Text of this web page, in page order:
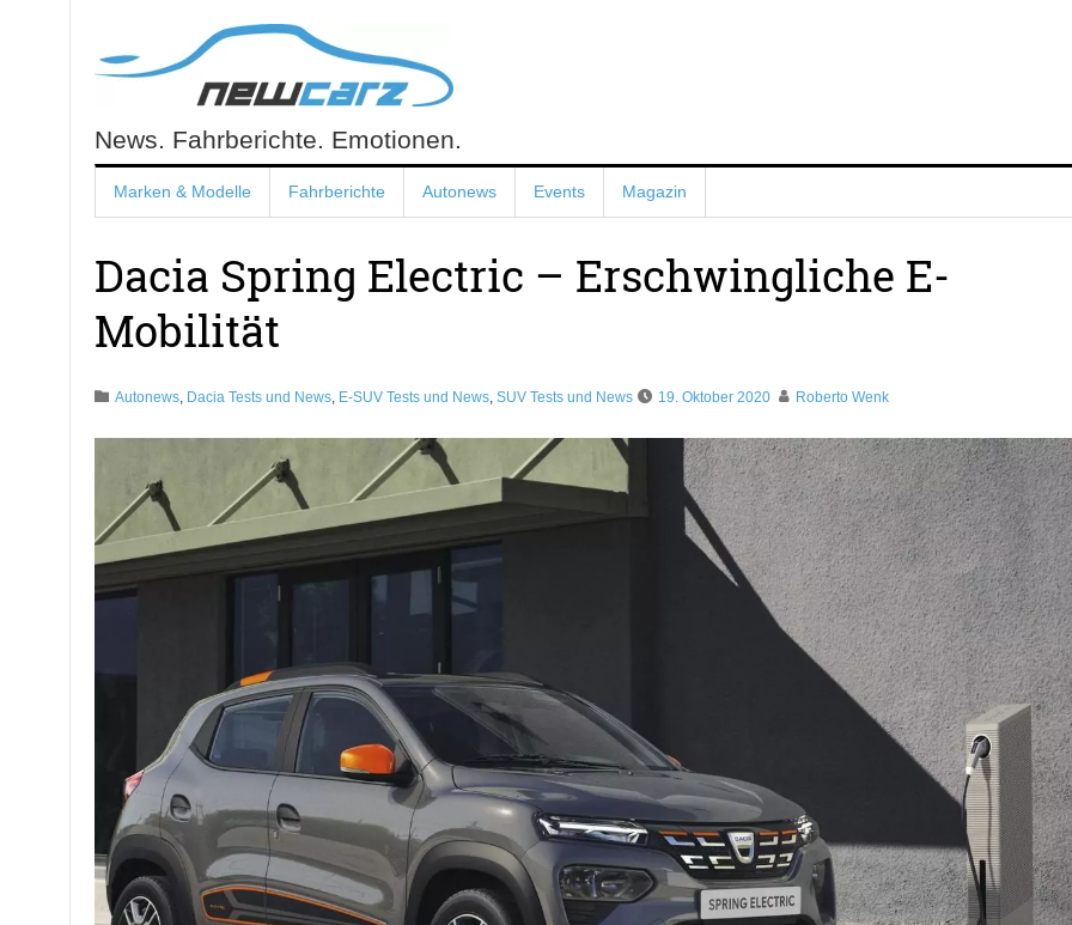
content
NewCarz.de
News. Fahrberichte. Emotionen.
Marken & Modelle Fahrberichte Autonews Events Magazin
Dacia Spring Electric – Erschwingliche E-
Mobilität
Autonews, Dacia Tests und News, E-SUV Tests und News, SUV Tests und News 19. Oktober 2020 Roberto Wenk